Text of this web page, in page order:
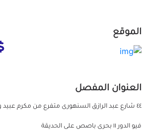
الموقع
العنوان المفصل
٤٤ شارع عبد الرازق السنهورى متفرع من مكرم
فيو الدور ١١ بحرى باصص على الحديقة